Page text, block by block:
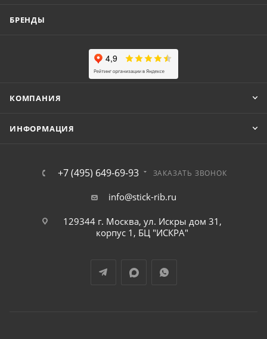
БРЕНДЫ
КОМПАНИЯ
ИНФОРМАЦИЯ
+7 (495) 649-69-93 ЗАКАЗАТЬ ЗВОНОК
info@stick-rib.ru
129344 г. Москва, ул. Искры дом 31,
корпус 1, БЦ "ИСКРА"